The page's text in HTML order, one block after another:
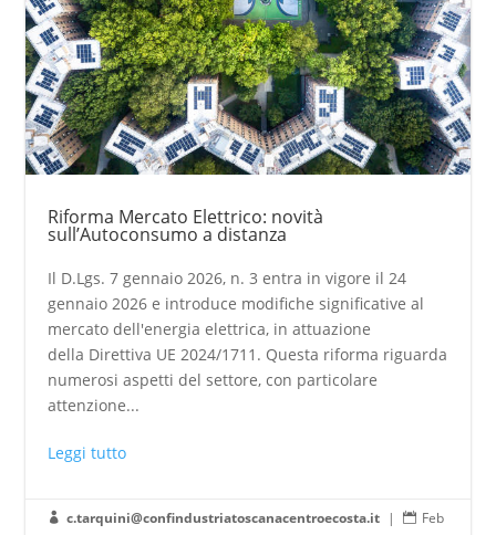
Riforma Mercato Elettrico: novità
sull’Autoconsumo a distanza
Il D.Lgs. 7 gennaio 2026, n. 3 entra in vigore il 24
gennaio 2026 e introduce modifiche significative al
mercato dell'energia elettrica, in attuazione
della Direttiva UE 2024/1711. Questa riforma riguarda
numerosi aspetti del settore, con particolare
attenzione...
Leggi tutto
 c.tarquini@confindustriatoscanacentroecosta.it |  Feb